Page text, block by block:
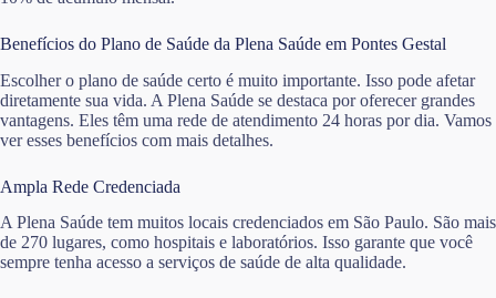
Benefícios do Plano de Saúde da Plena Saúde em Pontes Gestal
Escolher o plano de saúde certo é muito importante. Isso pode afetar
diretamente sua vida. A Plena Saúde se destaca por oferecer grandes
vantagens. Eles têm uma rede de atendimento 24 horas por dia. Vamos
ver esses benefícios com mais detalhes.
Ampla Rede Credenciada
A Plena Saúde tem muitos locais credenciados em São Paulo. São mais
de 270 lugares, como hospitais e laboratórios. Isso garante que você
sempre tenha acesso a serviços de saúde de alta qualidade.